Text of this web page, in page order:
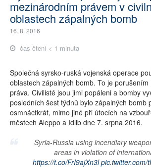
mezinárodním právem v
oblastech zápalných bomb
16. 8. 2016
čas čtení < 1 minuta
Společná syrsko-ruská vojenská operace
oblastech zápalných bomb. To je
práva. Civilisté jsou jimi popáleni a bomby
posledních šest týdnů bylo zápalných bomb
osmnáctkrát, mimo jiné při útocích na
městech Aleppo a Idlib dne 7. srpna 2016.
Syria-Russia using incendiary
areas in violation of
https://t.co/FrI9ajXn3l pic.twitter.com/